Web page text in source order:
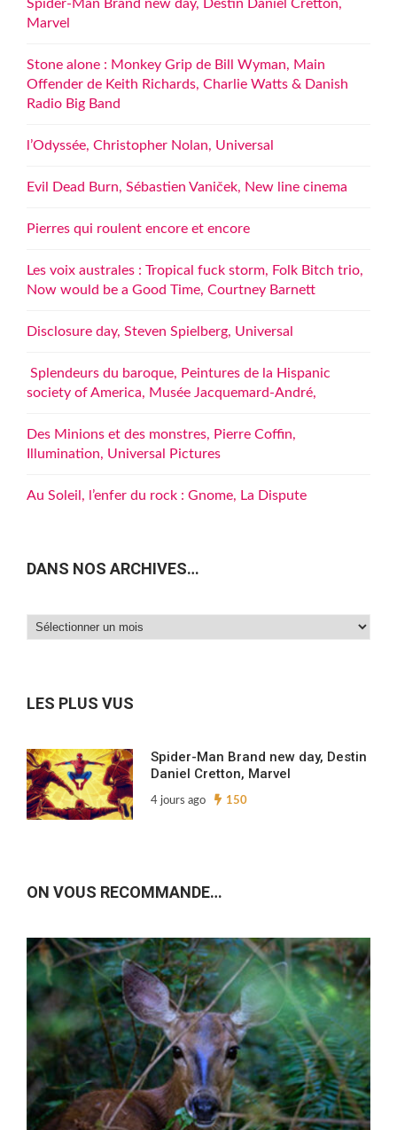
Spider-Man Brand new day, Destin Daniel Cretton,
Marvel
Stone alone : Monkey Grip de Bill Wyman, Main
Offender de Keith Richards, Charlie Watts & Danish
Radio Big Band
l’Odyssée, Christopher Nolan, Universal
Evil Dead Burn, Sébastien Vaniček, New line cinema
Pierres qui roulent encore et encore
Les voix australes : Tropical fuck storm, Folk Bitch trio,
Now would be a Good Time, Courtney Barnett
Disclosure day, Steven Spielberg, Universal
Splendeurs du baroque, Peintures de la Hispanic
society of America, Musée Jacquemard-André,
Des Minions et des monstres, Pierre Coffin,
Illumination, Universal Pictures
Au Soleil, l’enfer du rock : Gnome, La Dispute
DANS NOS ARCHIVES…
Dans
LES PLUS VUS
Spider-Man Brand new day, Destin
Daniel Cretton, Marvel
4 jours ago 150
ON VOUS RECOMMANDE…